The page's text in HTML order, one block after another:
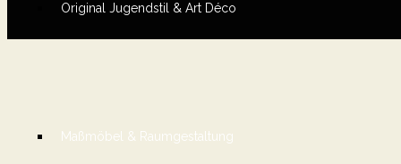
Original Jugendstil & Art Déco
Maßmöbel & Raumgestaltung